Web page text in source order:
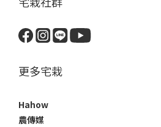
更多宅栽
Hahow
農傳媒